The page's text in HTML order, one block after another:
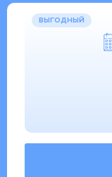
ВЫГОДНЫЙ